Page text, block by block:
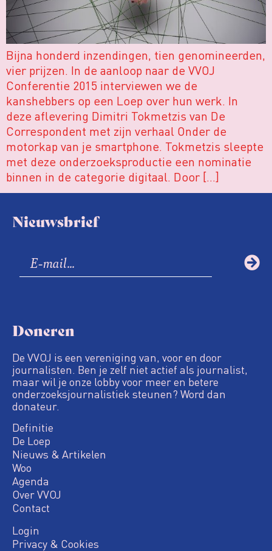
Bijna honderd inzendingen, tien genomineerden,
vier prijzen. In de aanloop naar de VVOJ
Conferentie 2015 interviewen we de
kanshebbers op een Loep over hun werk. In
deze aflevering Dimitri Tokmetzis van De
Correspondent met zijn verhaal Onder de
motorkap van je smartphone. Tokmetzis sleepte
met deze onderzoeksproductie een nominatie
binnen in de categorie digitaal. Door […]
Nieuwsbrief
Doneren
De VVOJ is een vereniging van, voor en door
journalisten. Ben je zelf niet actief als journalist,
maar wil je onze lobby voor meer en betere
onderzoeksjournalistiek steunen? Word dan
donateur.
Definitie
De Loep
Nieuws & Artikelen
Woo
Agenda
Over VVOJ
Contact
Login
Privacy & Cookies